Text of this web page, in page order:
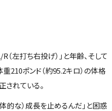
左打ち右投げ）」と年齢、そして
210ポンド（約95.2キロ）の体格
されている。
的な）成長を止めるんだ」と困惑